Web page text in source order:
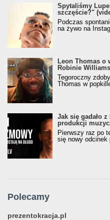
Spytaliśmy
szczęście?"
Podczas
na żywo na
Leon Thomas o
Robinie
Tegoroczny
Thomas w
Jak się gadało
produkcji
Pierwszy raz po
się nowy odcinek
Polecamy
prezentokracja.pl